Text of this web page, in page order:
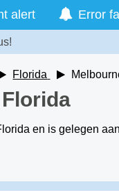
alert Error
Florida
en is gelegen